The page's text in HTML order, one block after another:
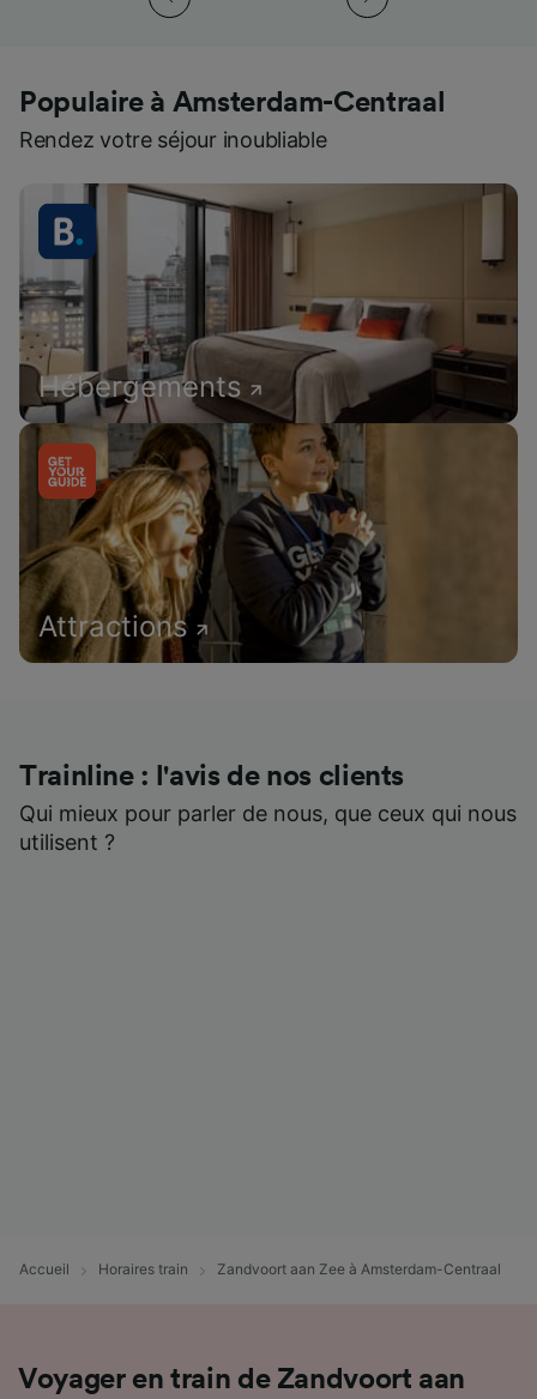
Populaire à Amsterdam-Centraal
Rendez votre séjour inoubliable
Hébergements
Attractions
Trainline : l'avis de nos clients
Qui mieux pour parler de nous, que ceux qui nous
utilisent ?
Accueil Horaires train Zandvoort aan Zee à Amsterdam-Centraal
Voyager en train de Zandvoort aan